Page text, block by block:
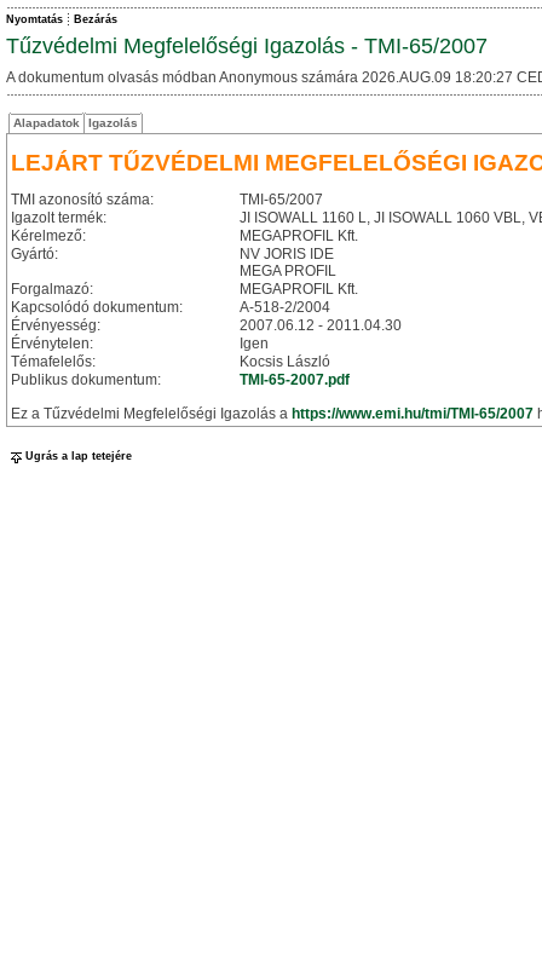
Nyomtatás Bezárás
Tűzvédelmi Megfelelőségi Igazolás - TMI-65/2007
A dokumentum olvasás módban Anonymous számára 2026.AUG.09 18:20:27
Alapadatok Igazolás
LEJÁRT TŰZVÉDELMI MEGFELELŐSÉGI
TMI azonosító száma:
TMI-65/2007
Igazolt termék:
JI ISOWALL 1160 L, JI ISOWALL 1060 VBL,
Kérelmező:
MEGAPROFIL Kft.
Gyártó:
NV JORIS IDE
MEGA PROFIL
Forgalmazó:
MEGAPROFIL Kft.
Kapcsolódó dokumentum:
A-518-2/2004
Érvényesség:
2007.06.12 - 2011.04.30
Érvénytelen:
Igen
Témafelelős:
Kocsis László
Publikus dokumentum:
TMI-65-2007.pdf
Ez a Tűzvédelmi Megfelelőségi Igazolás a https://www.emi.hu/tmi/TMI-65/2007
Ugrás a lap tetejére